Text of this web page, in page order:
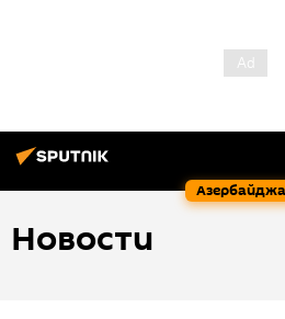
Новости